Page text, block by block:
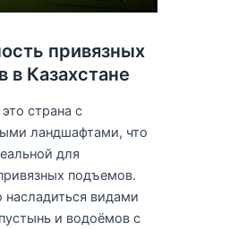
привязных
в Казахстане
страна с
ландшафтами, что
для
подъемов.
видами
и водоёмов с